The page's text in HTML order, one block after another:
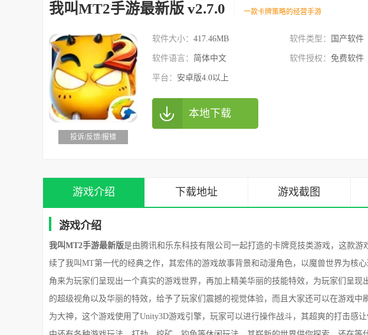
我叫MT2手游最新版 v2.7.0 一款卡牌策略的经营手游
投诉/反馈/报错
软件大小： 417.46MB 软件类型： 国产软件
软件语言： 简体中文 软件授权： 免费软件
平台： 安卓版4.0以上
本地下载
游戏介绍 下载地址 游戏截图
游戏介绍
我叫MT2手游最新版是由腾讯和乐东科技有限公司一起打造的卡牌竞技类游戏，这款
续了我叫MT第一代的经典之作，其宏伟的游戏故事背景和动漫角色，以魔兽世界为核
角来为玩家们呈现出一个真实的游戏世界，再加上精美华丽的技能特效，为玩家们呈
的超级视角以及华丽的特效，给予了玩家们震撼的视觉体验，而且大家还可以在游戏中
为大神，这个游戏使用了Unity3D游戏引擎，玩家可以进行操作战斗，其超爽的打击感